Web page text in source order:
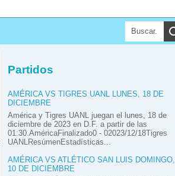
Partidos
AMÉRICA VS TIGRES UANL LUNES, 18 DE
DICIEMBRE
América y Tigres UANL juegan el lunes, 18 de
diciembre de 2023 en D.F. a partir de las
01:30.AméricaFinalizado0 - 02023/12/18Tigres
UANLResúmenEstadísticas...
AMÉRICA VS ATLÉTICO SAN LUIS DOMINGO,
10 DE DICIEMBRE